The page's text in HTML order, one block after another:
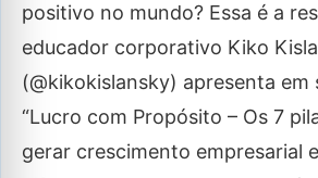
positivo no mundo? Essa é a
educador corporativo Kiko
(@kikokislansky) apresenta em
“Lucro com Propósito – Os 7
gerar crescimento empresarial